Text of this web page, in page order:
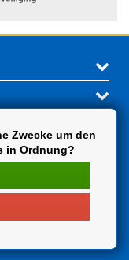
Zwecke um den
in Ordnung?